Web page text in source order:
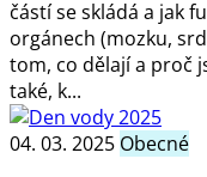
částí se skládá a jak
orgánech (mozku,
tom, co dělají a proč
také, k...
04. 03. 2025 Obecné